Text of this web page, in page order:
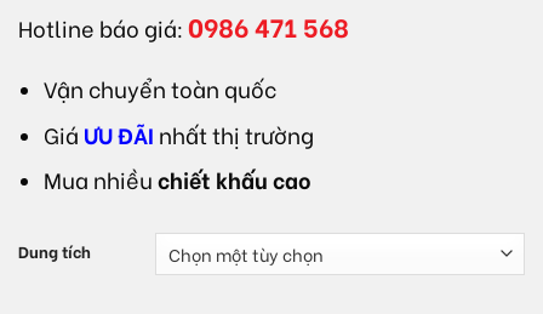
Hotline báo giá:0986 471 568
Vận chuyển toàn quốc
Giá ƯU ĐÃI nhất thị trường
Mua nhiềuchiết khấu cao
Dung tích